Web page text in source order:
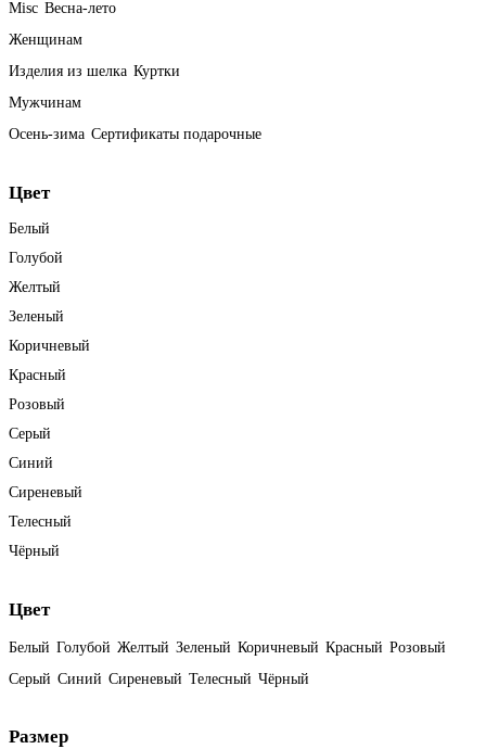
Misc Весна-лето
Женщинам
Изделия из шелка Куртки
Мужчинам
Осень-зима Сертификаты подарочные
Цвет
Белый
Голубой
Желтый
Зеленый
Коричневый
Красный
Розовый
Серый
Синий
Сиреневый
Телесный
Чёрный
Цвет
Белый Голубой Желтый Зеленый Коричневый Красный Розовый
Серый Синий Сиреневый Телесный Чёрный
Размер